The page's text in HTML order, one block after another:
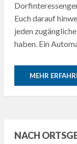
Euch darauf
jeden
haben. Ein
MEHR
NACH